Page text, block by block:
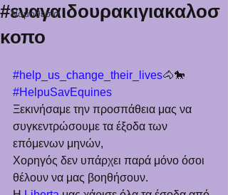
Νομοθεσία
#εναγαιδουρακιγιακαλοσ
κοπο
#help_us_change_their_lives🐴🐎
#HelpuSavEquines
Ξεκινήσαμε την προσπάθεια μας να
συγκεντρώσουμε τα έξοδα των
επόμενων μηνών,
Χορηγός δεν υπάρχει παρά μόνο όσοι
θέλουν να μας βοηθήσουν.